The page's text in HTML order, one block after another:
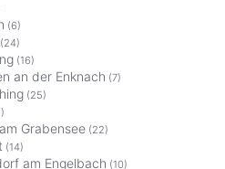
(6)
(24)
(16)
an der Enknach (7)
(25)
Grabensee (22)
(14)
am Engelbach (10)